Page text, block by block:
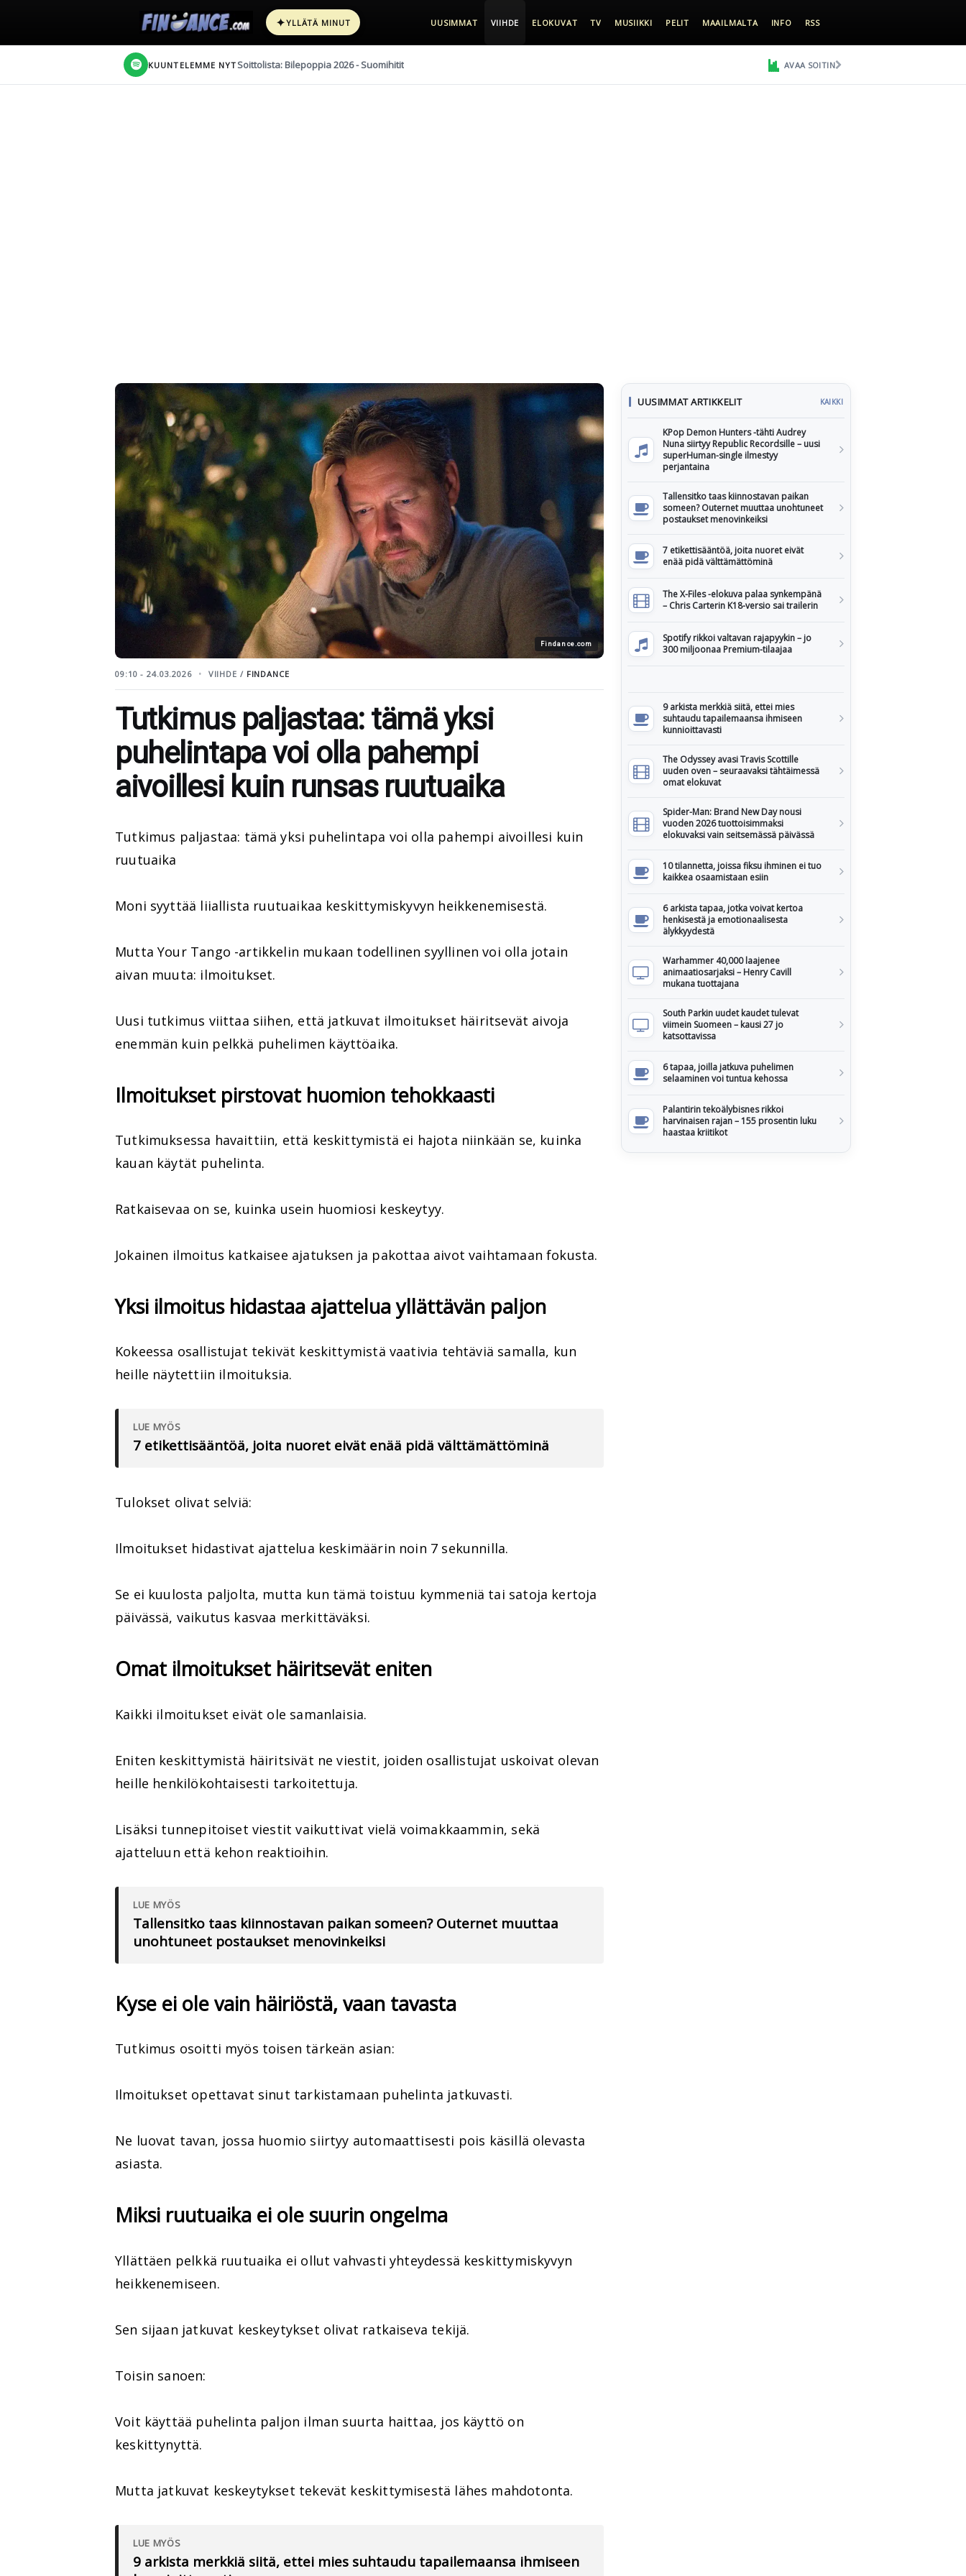
✦YLLÄTÄ MINUT UUSIMMAT VIIHDE ELOKUVAT TV MUSIIKKI PELIT MAAILMALTA INFO RSS
KUUNTELEMME NYT Soittolista: Bilepoppia 2026 - Suomihitit AVAA SOITIN
Findance.com
09:10 - 24.03.2026 VIIHDE / FINDANCE
Tutkimus paljastaa: tämä yksi
puhelintapa voi olla pahempi
aivoillesi kuin runsas ruutuaika
Tutkimus paljastaa: tämä yksi puhelintapa voi olla pahempi aivoillesi kuin
ruutuaika
Moni syyttää liiallista ruutuaikaa keskittymiskyvyn heikkenemisestä.
Mutta Your Tango -artikkelin mukaan todellinen syyllinen voi olla jotain
aivan muuta: ilmoitukset.
Uusi tutkimus viittaa siihen, että jatkuvat ilmoitukset häiritsevät aivoja
enemmän kuin pelkkä puhelimen käyttöaika.
Ilmoitukset pirstovat huomion tehokkaasti
Tutkimuksessa havaittiin, että keskittymistä ei hajota niinkään se, kuinka
kauan käytät puhelinta.
Ratkaisevaa on se, kuinka usein huomiosi keskeytyy.
Jokainen ilmoitus katkaisee ajatuksen ja pakottaa aivot vaihtamaan fokusta.
Yksi ilmoitus hidastaa ajattelua yllättävän paljon
Kokeessa osallistujat tekivät keskittymistä vaativia tehtäviä samalla, kun
heille näytettiin ilmoituksia.
LUE MYÖS
7 etikettisääntöä, joita nuoret eivät enää pidä välttämättöminä
Tulokset olivat selviä:
Ilmoitukset hidastivat ajattelua keskimäärin noin 7 sekunnilla.
Se ei kuulosta paljolta, mutta kun tämä toistuu kymmeniä tai satoja kertoja
päivässä, vaikutus kasvaa merkittäväksi.
Omat ilmoitukset häiritsevät eniten
Kaikki ilmoitukset eivät ole samanlaisia.
Eniten keskittymistä häiritsivät ne viestit, joiden osallistujat uskoivat olevan
heille henkilökohtaisesti tarkoitettuja.
Lisäksi tunnepitoiset viestit vaikuttivat vielä voimakkaammin, sekä
ajatteluun että kehon reaktioihin.
LUE MYÖS
Tallensitko taas kiinnostavan paikan someen? Outernet muuttaa
unohtuneet postaukset menovinkeiksi
Kyse ei ole vain häiriöstä, vaan tavasta
Tutkimus osoitti myös toisen tärkeän asian:
Ilmoitukset opettavat sinut tarkistamaan puhelinta jatkuvasti.
Ne luovat tavan, jossa huomio siirtyy automaattisesti pois käsillä olevasta
asiasta.
Miksi ruutuaika ei ole suurin ongelma
Yllättäen pelkkä ruutuaika ei ollut vahvasti yhteydessä keskittymiskyvyn
heikkenemiseen.
Sen sijaan jatkuvat keskeytykset olivat ratkaiseva tekijä.
Toisin sanoen:
Voit käyttää puhelinta paljon ilman suurta haittaa, jos käyttö on
keskittynyttä.
Mutta jatkuvat keskeytykset tekevät keskittymisestä lähes mahdotonta.
LUE MYÖS
9 arkista merkkiä siitä, ettei mies suhtaudu tapailemaansa ihmiseen
UUSIMMAT ARTIKKELIT KAIKKI
KPop Demon Hunters -tähti Audrey
Nuna siirtyy Republic Recordsille – uusi
superHuman-single ilmestyy
perjantaina
Tallensitko taas kiinnostavan paikan
someen? Outernet muuttaa unohtuneet
postaukset menovinkeiksi
7 etikettisääntöä, joita nuoret eivät
enää pidä välttämättöminä
The X-Files -elokuva palaa synkempänä
– Chris Carterin K18-versio sai trailerin
Spotify rikkoi valtavan rajapyykin – jo
300 miljoonaa Premium-tilaajaa
9 arkista merkkiä siitä, ettei mies
suhtaudu tapailemaansa ihmiseen
kunnioittavasti
The Odyssey avasi Travis Scottille
uuden oven – seuraavaksi tähtäimessä
omat elokuvat
Spider-Man: Brand New Day nousi
vuoden 2026 tuottoisimmaksi
elokuvaksi vain seitsemässä päivässä
10 tilannetta, joissa fiksu ihminen ei tuo
kaikkea osaamistaan esiin
6 arkista tapaa, jotka voivat kertoa
henkisestä ja emotionaalisesta
älykkyydestä
Warhammer 40,000 laajenee
animaatiosarjaksi – Henry Cavill
mukana tuottajana
South Parkin uudet kaudet tulevat
viimein Suomeen – kausi 27 jo
katsottavissa
6 tapaa, joilla jatkuva puhelimen
selaaminen voi tuntua kehossa
Palantirin tekoälybisnes rikkoi
harvinaisen rajan – 155 prosentin luku
haastaa kriitikot